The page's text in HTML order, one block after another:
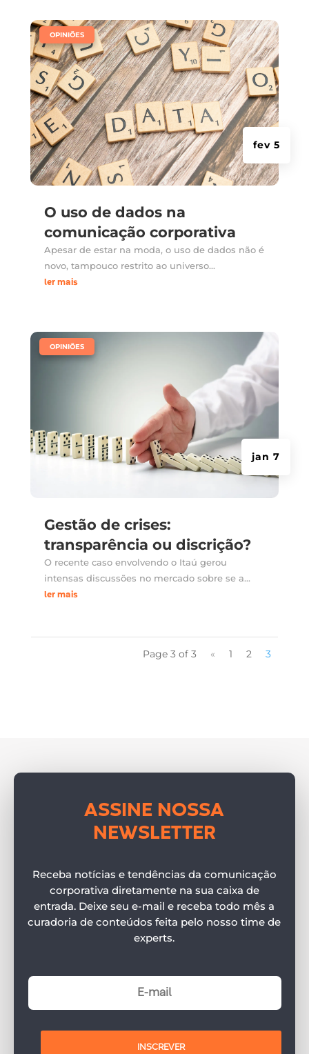
O uso de dados na
comunicação corporativa
fev 5
OPINIÕES
Apesar de estar na moda, o uso de dados não é
novo, tampouco restrito ao universo...
ler mais
Gestão de crises:
transparência ou discrição?
jan 7
OPINIÕES
O recente caso envolvendo o Itaú gerou
intensas discussões no mercado sobre se a...
ler mais
Page 3 of 3 « 1 2 3
ASSINE NOSSA
NEWSLETTER
Receba notícias e tendências da comunicação
corporativa diretamente na sua caixa de
entrada. Deixe seu e-mail e receba todo mês a
curadoria de conteúdos feita pelo nosso time de
experts.
INSCREVER